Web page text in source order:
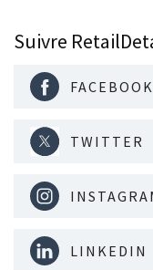
Suivre
FACEBOOK
TWITTER
LINKEDIN